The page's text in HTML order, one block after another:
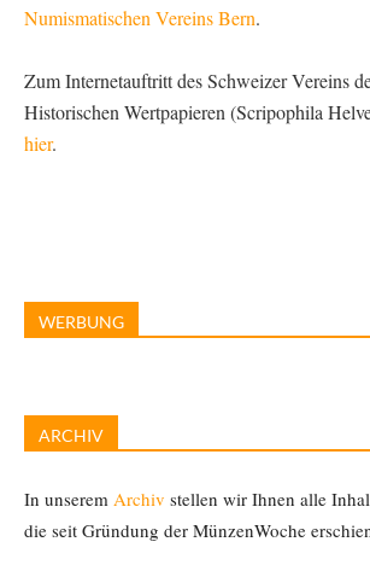
Numismatischen Vereins Bern.
Zum Internetauftritt des Schweizer Vereins
Historischen Wertpapieren (Scripophila
hier.
WERBUNG
ARCHIV
In unserem Archiv stellen wir Ihnen alle
die seit Gründung der MünzenWoche